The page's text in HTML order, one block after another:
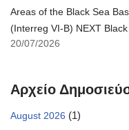
Areas of the Black Sea
(Interreg VI-B) NEXT
20/07/2026
Αρχείο
August 2026 (1)